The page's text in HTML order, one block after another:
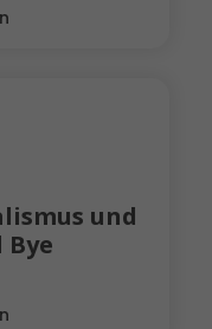
und
Bye